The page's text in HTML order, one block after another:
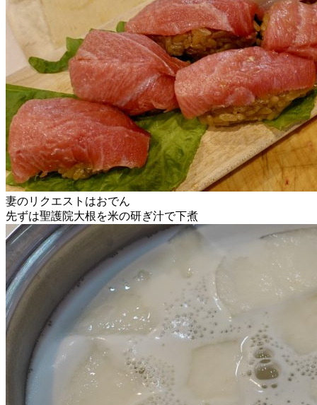
妻のリクエストはおでん
先ずは聖護院大根を米の研ぎ汁で下煮